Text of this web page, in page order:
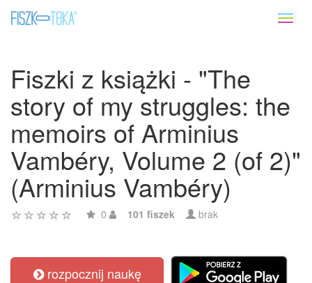
Fiszki z książki - "The
story of my struggles: the
memoirs of Arminius
Vambéry, Volume 2 (of 2)"
(Arminius Vambéry)
0 101 fiszek brak
rozpocznij naukę